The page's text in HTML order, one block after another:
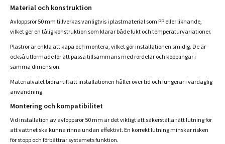
Material och konstruktion
Avloppsrör 50 mm tillverkas vanligtvis i plastmaterial som PP eller liknande,
vilket ger en tålig konstruktion som klarar både fukt och temperaturvariationer.
Plaströr är enkla att kapa och montera, vilket gör installationen smidig. De är
också utformade för att passa tillsammans med rördelar och kopplingar i
samma dimension.
Materialvalet bidrar till att installationen håller över tid och fungerar i vardaglig
användning.
Montering och kompatibilitet
Vid installation av avloppsrör 50 mm är det viktigt att säkerställa rätt lutning för
att vattnet ska kunna rinna undan effektivt. En korrekt lutning minskar risken
för stopp och förbättrar systemets funktion.